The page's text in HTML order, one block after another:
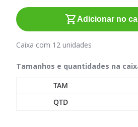
de
imagens
Adicionar no
Caixa com 12 unidades
Tamanhos e quantidades na
TAM
QTD